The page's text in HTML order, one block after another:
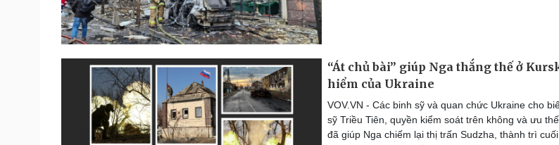
“Át chủ bài” giúp Nga thắng thế ở
hiểm của Ukraine
VOV.VN - Các binh sỹ và quan chức Ukraine cho
sỹ Triều Tiên, quyền kiểm soát trên không và ưu
đã giúp Nga chiếm lại thị trấn Sudzha, thành trì